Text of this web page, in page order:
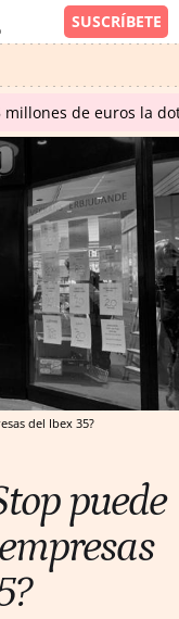
de euros la
del Ibex 35?
puede